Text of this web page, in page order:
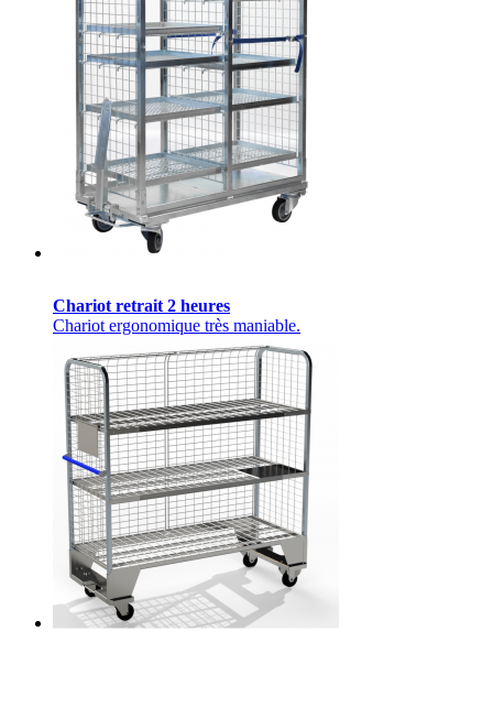
Chariot retrait 2 heures
Chariot ergonomique très maniable.